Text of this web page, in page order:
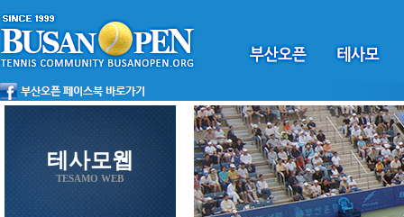
테사모웹
TESAMO WEB